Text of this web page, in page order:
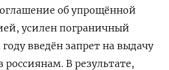
об упрощённой
усилен пограничный
введён запрет на выдачу
В результате,